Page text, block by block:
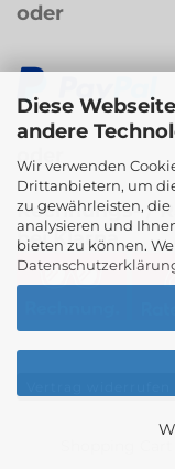
Diese
andere
Wir verwenden
Drittanbietern, um
zu gewährleisten,
analysieren und
bieten zu können.
oder
oder
Rechnungs- /
bei Klarna